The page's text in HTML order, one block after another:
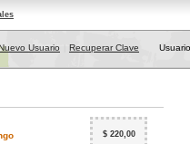
Usuario Recuperar Clave
$ 220,00